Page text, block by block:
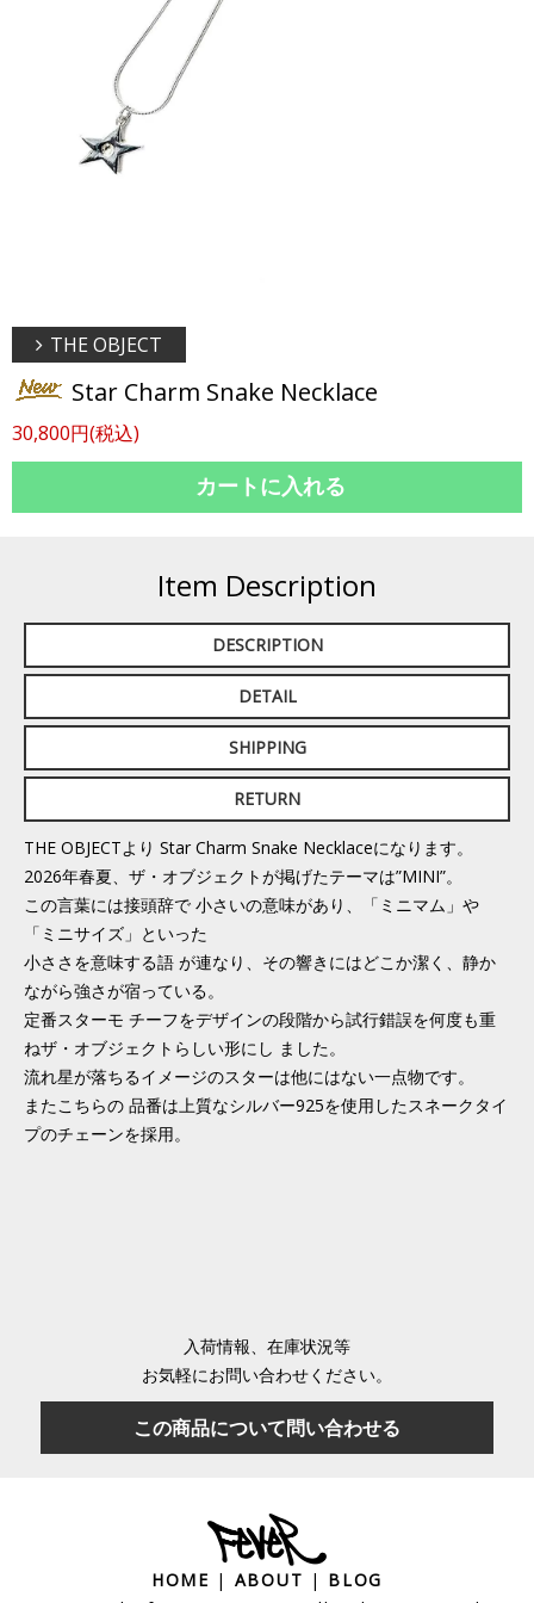
THE OBJECT
Star Charm Snake Necklace
30,800円(税込)
Item Description
DESCRIPTION
DETAIL
SHIPPING
RETURN
THE OBJECTより Star Charm Snake Necklaceになります。
2026年春夏、ザ・オブジェクトが掲げたテーマは”MINI”。
この言葉には接頭辞で 小さいの意味があり、「ミニマム」や
「ミニサイズ」といった
小ささを意味する語 が連なり、その響きにはどこか潔く、静か
ながら強さが宿っている。
定番スターモ チーフをデザインの段階から試行錯誤を何度も重
ねザ・オブジェクトらしい形にし ました。
流れ星が落ちるイメージのスターは他にはない一点物です。
またこちらの 品番は上質なシルバー925を使用したスネークタイ
プのチェーンを採用。
入荷情報、在庫状況等
お気軽にお問い合わせください。
この商品について問い合わせる
HOME | ABOUT | BLOG